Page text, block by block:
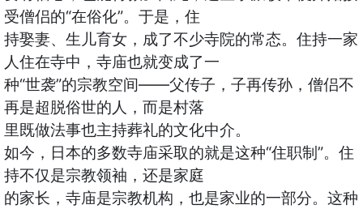
受僧侣的“在俗化”。于是，住
持娶妻、生儿育女，成了不少寺院的常态。住持一家
人住在寺中，寺庙也就变成了一
种“世袭”的宗教空间——父传子，子再传孙，僧侣不
再是超脱俗世的人，而是村落
里既做法事也主持葬礼的文化中介。
如今，日本的多数寺庙采取的就是这种“住职制”。住
持不仅是宗教领袖，还是家庭
的家长，寺庙是宗教机构，也是家业的一部分。这种